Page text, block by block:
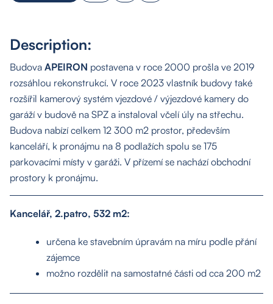
Description:
Budova APEIRON postavena v roce 2000 prošla ve 2019
rozsáhlou rekonstrukcí. V roce 2023 vlastník budovy také
rozšířil kamerový systém vjezdové / výjezdové kamery do
garáží v budově na SPZ a instaloval včelí úly na střechu.
Budova nabízí celkem 12 300 m2 prostor, především
kanceláří, k pronájmu na 8 podlažích spolu se 175
parkovacími místy v garáži. V přízemí se nachází obchodní
prostory k pronájmu.
Kancelář, 2.patro, 532 m2:
určena ke stavebním úpravám na míru podle přání
zájemce
možno rozdělit na samostatné části od cca 200 m2